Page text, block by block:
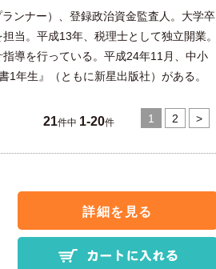
ンナー）、登録政治資金監査人。大学卒
当。平成13年、税理士として独立開業。
導を行っている。平成24年11月、中小
年生』（ともに新星出版社）がある。
21件中 1-20件 1 2 >
詳細を見る